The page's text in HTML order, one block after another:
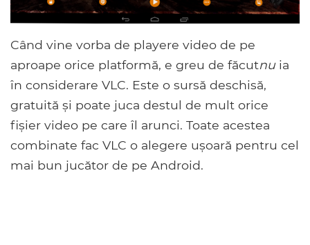
Când vine vorba de playere video de pe
aproape orice platformă, e greu de făcutnuia
în considerare VLC. Este o sursă deschisă,
gratuită și poate juca destul de mult orice
fișier video pe care îl arunci. Toate acestea
combinate fac VLC o alegere ușoară pentru cel
mai bun jucător de pe Android.